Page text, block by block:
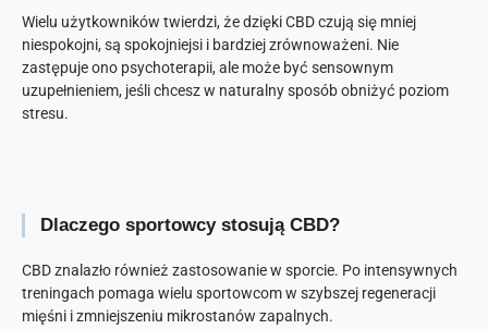
Wielu użytkowników twierdzi, że dzięki CBD czują się mniej
niespokojni, są spokojniejsi i bardziej zrównoważeni. Nie
zastępuje ono psychoterapii, ale może być sensownym
uzupełnieniem, jeśli chcesz w naturalny sposób obniżyć poziom
stresu.
Dlaczego sportowcy stosują CBD?
CBD znalazło również zastosowanie w sporcie. Po intensywnych
treningach pomaga wielu sportowcom w szybszej regeneracji
mięśni i zmniejszeniu mikrostanów zapalnych.